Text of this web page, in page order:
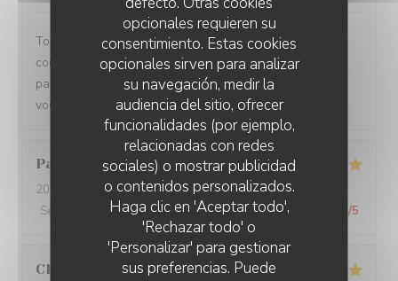
opcionales requieren su
consentimiento. Estas cookies
opcionales sirven para analizar
su navegación, medir la
audiencia del sitio, ofrecer
funcionalidades (por ejemplo,
relacionadas con redes
sociales) o mostrar publicidad
o contenidos personalizados.
Haga clic en 'Aceptar todo',
'Rechazar todo' o
'Personalizar' para gestionar
sus preferencias. Puede
Toujours un plaisir de venir dans ce restaurant qui
commence toujours par un accueil chaleureux. Tout est
parfait si service à la cuisine. Ne changez rien Merci à
vous
Pascal
2026-07-31
- 20:45 - Invitados 2
Servicio
Ambiente:5/5 Menú:5/5 Calidad / Precio /5
Claire